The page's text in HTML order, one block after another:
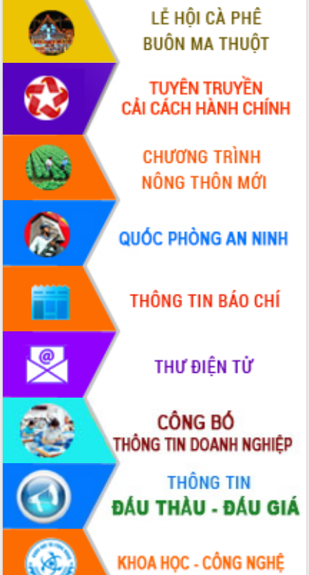
Đề án 06 tạo bước ngoặt đột phá trong
cải cách hành chính tỉnh Đắk Lắk
Kết nối tour, đẩy mạnh chuyển đổi số
để phát triển du lịch Đắk Lắk
Khởi động Dự án Đầu tư xây dựng hạ
tầng kỹ thuật Cụm công nghiệp Tân
Tiến
Gặp mặt các cơ quan báo chí nhân Kỷ
niệm 101 năm Ngày Báo chí Cách
mạng Việt Nam
Đắk Lắk sơ kết 4 năm triển khai thực
hiện Đề án 06 của Chính phủ
Họp báo thông tin về Hội nghị Công bố
Quy hoạch và Xúc tiến đầu tư tỉnh Đắk
Lắk
Khơi thông điểm nghẽn, đẩy nhanh
giải ngân vốn khắc phục thiên tai
HĐND tỉnh thông qua điều chỉnh Quy
hoạch tỉnh thời kỳ 2021-2030
Hội thảo góp ý hồ sơ điều chỉnh quy
hoạch tỉnh Đắk Lắk thời kỳ 2021-2030,
tầm nhìn đến năm 2050
Nâng cao hiệu quả hoạt động của các
doanh nghiệp nhà nước
Hội nghị triển khai kết nối mạng
truyền số liệu chuyên dùng phục vụ cơ
quan Đảng, Nhà nước
Lễ phát động chuỗi hoạt động chung
tay làm sạch môi trường
Xã Ea Kar bước chuyển mình trong
công tác cải cách hành chính mô hình
mới
UBND tỉnh họp báo định kỳ tháng 4
năm 2026
Hội thảo khoa học “Giải pháp thúc đẩy
phát triển nền kinh tế xanh tại tỉnh
Đắk Lắk”